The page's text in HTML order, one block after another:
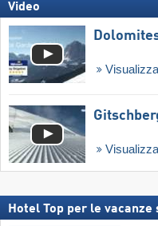
Video
Hotel Top per le vacanze